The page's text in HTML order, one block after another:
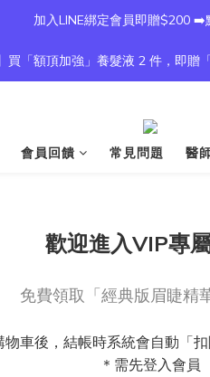
加入LINE綁定會員即贈$200
買「額頂加強」養髮液 2 件，即贈
會員回饋 常見問題 醫
歡迎進入VIP專
免費領取「經典版眉睫精
車後，結帳時系統會自動「
＊需先登入會員